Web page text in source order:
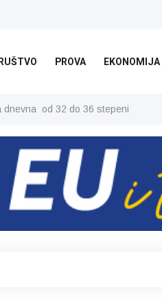
PROVA EKONOMIJA
dnevna od 32 do 36 stepeni